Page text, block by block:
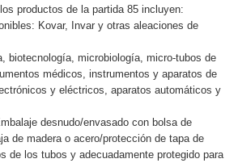
productos de la partida 85 incluyen:
Kovar, Invar y otras aleaciones de
biotecnología, microbiología, micro-tubos de
médicos, instrumentos y aparatos de
y eléctricos, aparatos automáticos y
desnudo/envasado con bolsa de
de madera o acero/protección de tapa de
de los tubos y adecuadamente protegido para